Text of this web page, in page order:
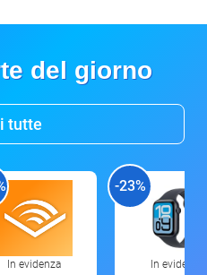
del giorno
tutte
In evidenza
-23%
In evidenza